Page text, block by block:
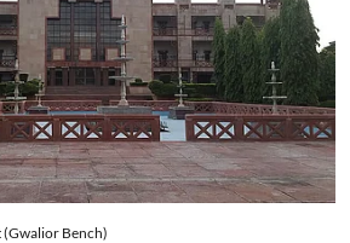
(Gwalior Bench)